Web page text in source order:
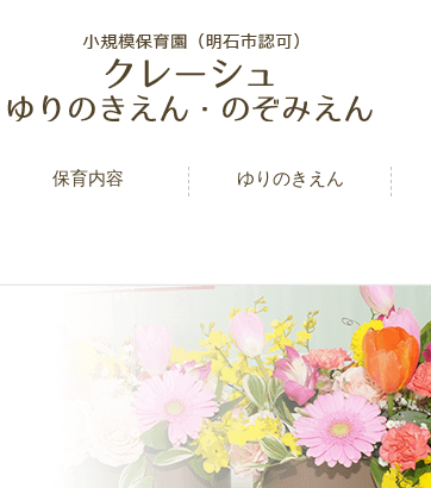
保育内容 ゆりのきえん